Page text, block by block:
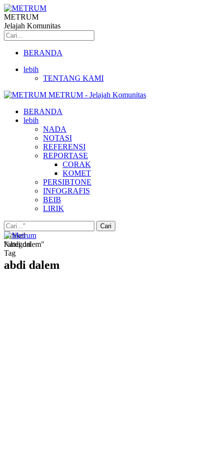
METRUM
Jelajah Komunitas
BERANDA
lebih
TENTANG KAMI
METRUM - Jelajah Komunitas
BERANDA
lebih
NADA
NOTASI
REFERENSI
REPORTASE
CORAK
KOMET
PERSIBTONE
INFOGRAFIS
BEIB
LIRIK
Artikel
Kategori
Tag
"abdi dalem"
abdi dalem